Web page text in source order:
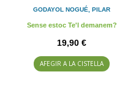
GODAYOL NOGUÉ, PILAR
Sense estoc Te'l demanem?
19,90 €
AFEGIR A LA CISTELLA